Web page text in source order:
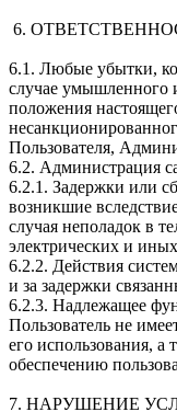
6.
6.1. Любые убытки,
случае умышленного
положения
Пользователя,
6.2. Администрация
6.2.1. Задержки или
возникшие
случая неполадок в
электрических и
6.2.2. Действия
и за задержки
6.2.3. Надлежащее
Пользователь не
его использования, а
обеспечению
7. НАРУШЕНИЕ